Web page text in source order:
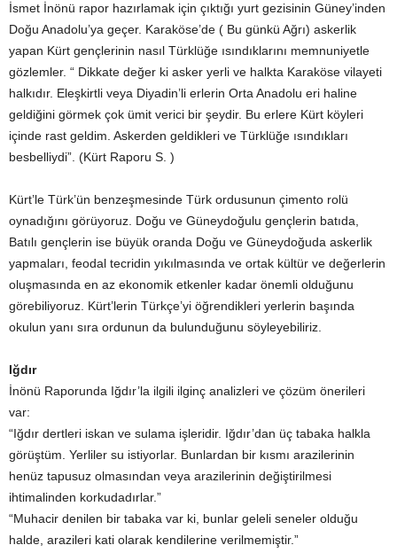
İsmet İnönü rapor hazırlamak için çıktığı yurt gezisinin Güney’inden
Doğu Anadolu’ya geçer. Karaköse’de ( Bu günkü Ağrı) askerlik
yapan Kürt gençlerinin nasıl Türklüğe ısındıklarını memnuniyetle
gözlemler. “ Dikkate değer ki asker yerli ve halkta Karaköse vilayeti
halkıdır. Eleşkirtli veya Diyadin’li erlerin Orta Anadolu eri haline
geldiğini görmek çok ümit verici bir şeydir. Bu erlere Kürt köyleri
içinde rast geldim. Askerden geldikleri ve Türklüğe ısındıkları
besbelliydi”. (Kürt Raporu S. )
Kürt’le Türk’ün benzeşmesinde Türk ordusunun çimento rolü
oynadığını görüyoruz. Doğu ve Güneydoğulu gençlerin batıda,
Batılı gençlerin ise büyük oranda Doğu ve Güneydoğuda askerlik
yapmaları, feodal tecridin yıkılmasında ve ortak kültür ve değerlerin
oluşmasında en az ekonomik etkenler kadar önemli olduğunu
görebiliyoruz. Kürt’lerin Türkçe’yi öğrendikleri yerlerin başında
okulun yanı sıra ordunun da bulunduğunu söyleyebiliriz.
Iğdır
İnönü Raporunda Iğdır’la ilgili ilginç analizleri ve çözüm önerileri
var:
“Iğdır dertleri iskan ve sulama işleridir. Iğdır’dan üç tabaka halkla
görüştüm. Yerliler su istiyorlar. Bunlardan bir kısmı arazilerinin
henüz tapusuz olmasından veya arazilerinin değiştirilmesi
ihtimalinden korkudadırlar.”
“Muhacir denilen bir tabaka var ki, bunlar geleli seneler olduğu
halde, arazileri kati olarak kendilerine verilmemiştir.”